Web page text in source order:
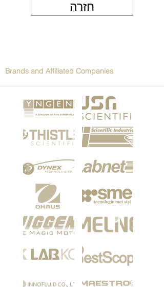
חזרה
Brands and Affiliated Companies